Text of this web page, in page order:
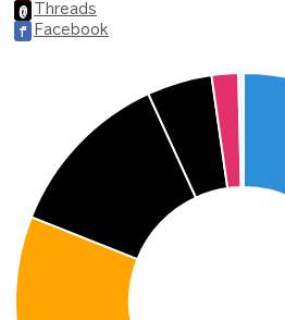
@ Threads
f Facebook